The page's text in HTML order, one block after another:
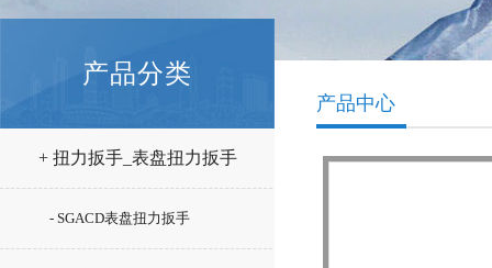
产品分类
+ 扭力扳手_表盘扭力扳手
- SGACD表盘扭力扳手
产品中心